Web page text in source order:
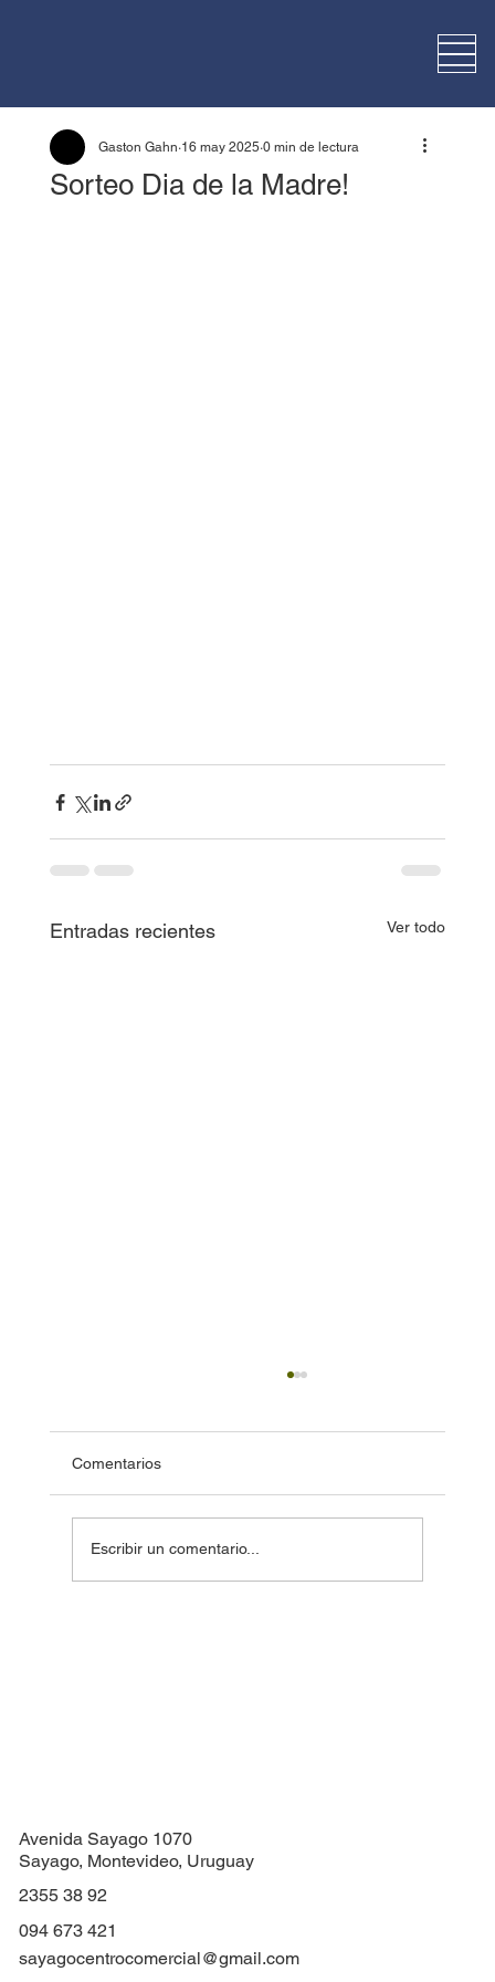
Sorteo Dia de la Madre!
Gaston Gahn 16 may 2025 0 min de lectura
Entradas recientes Ver todo
Comentarios
Escribir un comentario...
Avenida Sayago 1070
Sayago, Montevideo, Uruguay
2355 38 92
sayagocentrocomercial@gmail.com
094 673 421